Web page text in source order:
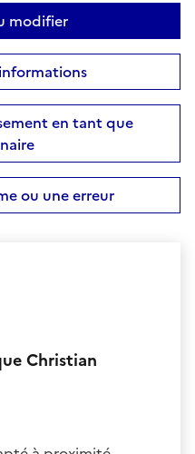
modifier
en tant que
ou une erreur
Christian